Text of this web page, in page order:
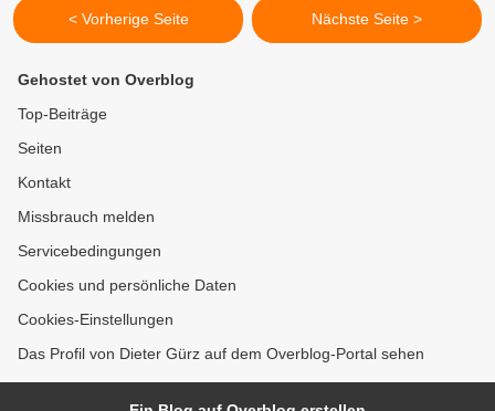
< Vorherige Seite Nächste Seite >
Gehostet von Overblog
Top-Beiträge
Seiten
Kontakt
Missbrauch melden
Servicebedingungen
Cookies und persönliche Daten
Cookies-Einstellungen
Das Profil von Dieter Gürz auf dem Overblog-Portal sehen